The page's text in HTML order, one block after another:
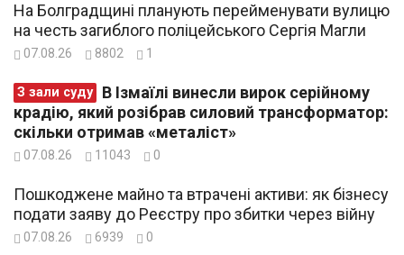
На Болградщині планують перейменувати вулицю
на честь загиблого поліцейського Сергія Магли
07.08.26 8802 1
З зали суду
крадію, який розібрав силовий трансформатор:
скільки отримав «металіст»
07.08.26 11043 0
Пошкоджене майно та втрачені активи: як бізнесу
подати заяву до Реєстру про збитки через війну
07.08.26 6939 0